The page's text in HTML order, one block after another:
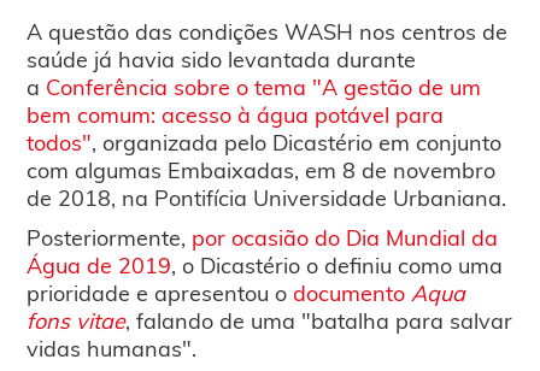
A questão das condições WASH nos centros de
saúde já havia sido levantada durante
a Conferência sobre o tema "A gestão de um
bem comum: acesso à água potável para
todos", organizada pelo Dicastério em conjunto
com algumas Embaixadas, em 8 de novembro
de 2018, na Pontifícia Universidade Urbaniana.
Posteriormente, por ocasião do Dia Mundial da
Água de 2019, o Dicastério o definiu como uma
prioridade e apresentou odocumentoAqua
fons vitae, falando de uma "batalha para salvar
vidas humanas".